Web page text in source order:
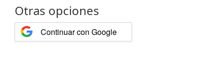
Otras opciones
Continuar con Google